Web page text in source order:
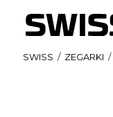
SWISS / ZEGARKI /